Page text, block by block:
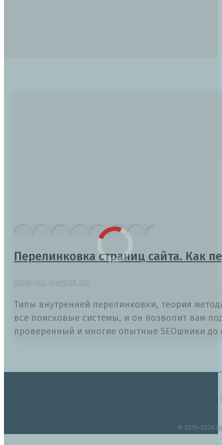
Перелинковка страниц сайта. Как
SEO By dez_oleg 11.08.2017
Типы внутренней перелинковки, теория
все поисковые системы, и он позволит вам
проверенный и многие опытные SEOшники
© 2015-2026